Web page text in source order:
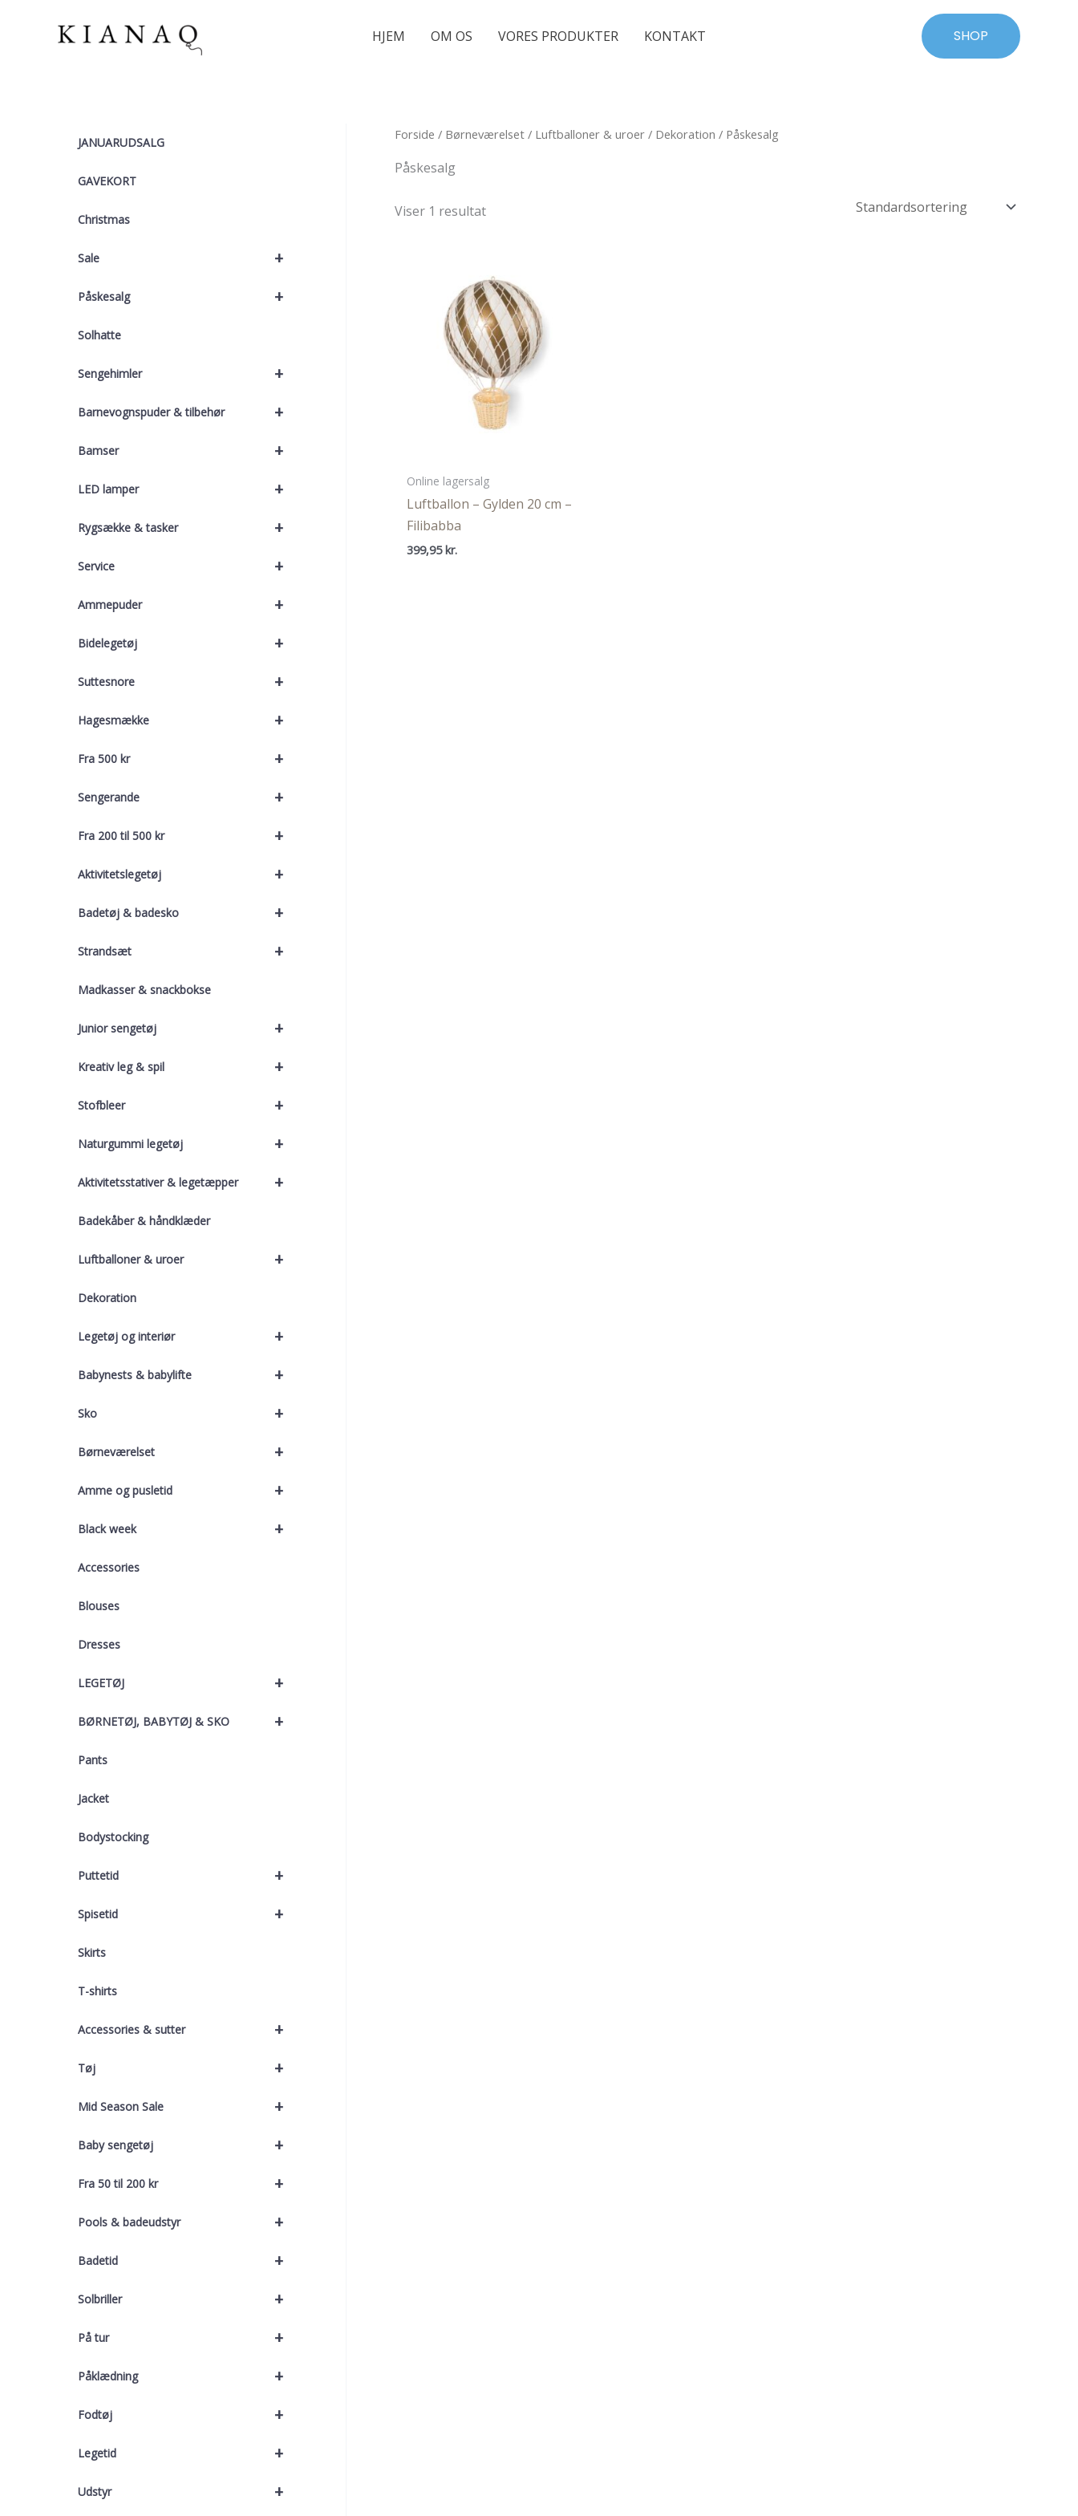
HJEM OM OS VORES PRODUKTER KONTAKT SHOP
JANUARUDSALG
GAVEKORT
Christmas
+
Sale
+
Påskesalg
Solhatte
+
Sengehimler
+
Barnevognspuder & tilbehør
+
Bamser
+
LED lamper
+
Rygsække & tasker
+
Service
+
Ammepuder
+
Bidelegetøj
+
Suttesnore
+
Hagesmække
+
Fra 500 kr
+
Sengerande
+
Fra 200 til 500 kr
+
Aktivitetslegetøj
+
Badetøj & badesko
+
Strandsæt
Madkasser & snackbokse
+
Junior sengetøj
+
Kreativ leg & spil
+
Stofbleer
+
Naturgummi legetøj
+
Aktivitetsstativer & legetæpper
Badekåber & håndklæder
+
Luftballoner & uroer
Dekoration
+
Legetøj og interiør
+
Babynests & babylifte
+
Sko
+
Børneværelset
+
Amme og pusletid
+
Black week
Accessories
Blouses
Dresses
+
LEGETØJ
+
BØRNETØJ, BABYTØJ & SKO
Pants
Jacket
Bodystocking
+
Puttetid
+
Spisetid
Skirts
T-shirts
+
Accessories & sutter
+
Tøj
+
Mid Season Sale
+
Baby sengetøj
+
Fra 50 til 200 kr
+
Pools & badeudstyr
+
Badetid
+
Solbriller
+
På tur
+
Påklædning
+
Fodtøj
+
Legetid
+
Udstyr
Forside / Børneværelset / Luftballoner & uroer / Dekoration / Påskesalg
Påskesalg
Viser 1 resultat
Online lagersalg
Luftballon – Gylden 20 cm –
Filibabba
399,95kr.